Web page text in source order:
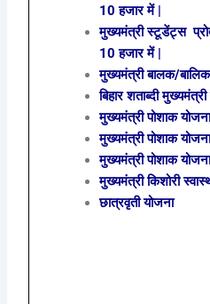
10 हजार में |
मुख्यमंत्री स्टूडेंट्स
10 हजार में |
मुख्यमंत्री बालक/
बिहार शताब्दी
मुख्यमंत्री पोशाक
मुख्यमंत्री पोशाक
मुख्यमंत्री पोशाक
मुख्यमंत्री किशोरी
छात्रवृती योजना